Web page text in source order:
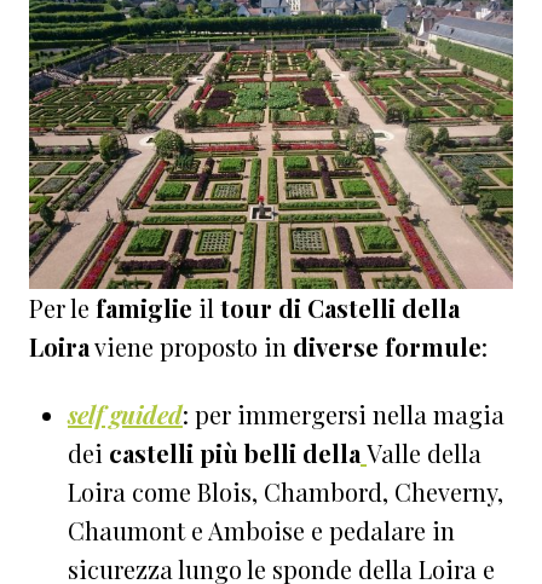
Per le famiglie il tour di Castelli della
Loiraviene proposto in diverse formule:
self guided: per immergersi nella magia
dei castelli più belli della Valle della
Loira come Blois, Chambord, Cheverny,
Chaumont e Amboise e pedalare in
sicurezza lungo le sponde della Loira e